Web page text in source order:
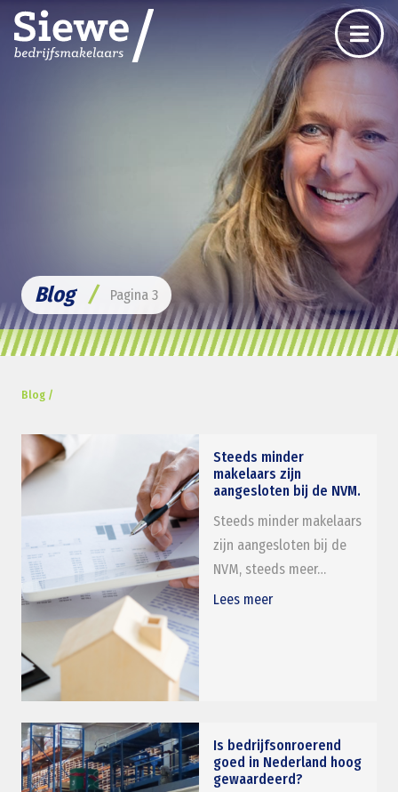
Blog / Pagina 3
Blog /
Steeds minder
makelaars zijn
aangesloten bij de NVM.
Steeds minder makelaars
zijn aangesloten bij de
NVM, steeds meer…
Lees meer
Is bedrijfsonroerend
goed in Nederland hoog
gewaardeerd?